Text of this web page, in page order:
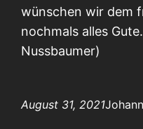
wünschen wir dem
nochmals alles
Nussbaumer)
August 31, 2021